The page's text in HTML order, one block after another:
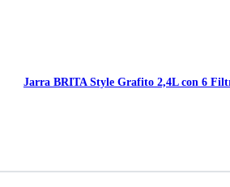
Jarra BRITA Style Grafito 2,4L con 6